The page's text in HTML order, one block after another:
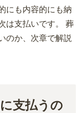
にも内容的にも納
は支払いです。 葬
のか、次章で解説
支払うの